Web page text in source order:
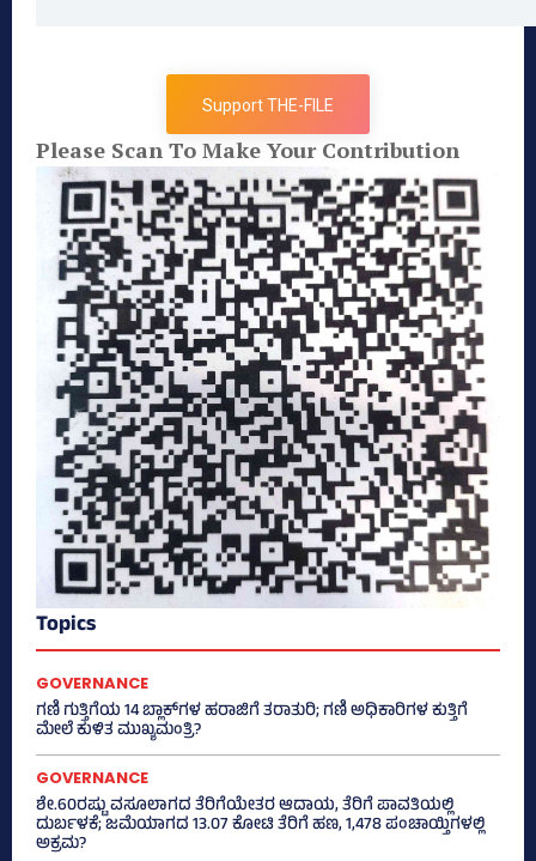
Support THE-FILE
Please Scan To Make Your Contribution
Topics
GOVERNANCE
ಗಣಿ ಗುತ್ತಿಗೆಯ 14 ಬ್ಲಾಕ್‌ಗಳ ಹರಾಜಿಗೆ ತರಾತುರಿ; ಗಣಿ ಅಧಿಕಾರಿಗಳ ಕುತ್ತಿಗೆ
ಮೇಲೆ ಕುಳಿತ ಮುಖ್ಯಮಂತ್ರಿ?
GOVERNANCE
ಶೇ.60ರಷ್ಟು ವಸೂಲಾಗದ ತೆರಿಗೆಯೇತರ ಆದಾಯ, ತೆರಿಗೆ ಪಾವತಿಯಲ್ಲಿ
ದುರ್ಬಳಕೆ; ಜಮೆಯಾಗದ 13.07 ಕೋಟಿ ತೆರಿಗೆ ಹಣ, 1,478 ಪಂಚಾಯ್ತಿಗಳಲ್ಲಿ
ಅಕ್ರಮ?